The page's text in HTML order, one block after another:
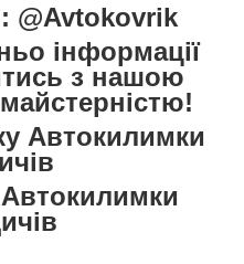
@Avtokovrik
інформації
з нашою
Автокилимки